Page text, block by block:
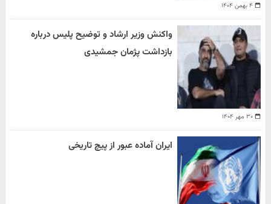
۴ بهمن ۱۴۰۴
۳۰ مهر ۱۴۰۴
واکنش وزیر ارشاد و توضیح پلیس درباره
بازداشت پژمان جمشیدی
ایران آماده عبور از پیچ تاریخی